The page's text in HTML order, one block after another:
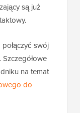
są już
swój
na temat
do